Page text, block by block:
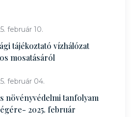
február 10.
tájékoztató vízhálózat
mosatásáról
február 04.
növényvédelmi tanfolyam
2025. február